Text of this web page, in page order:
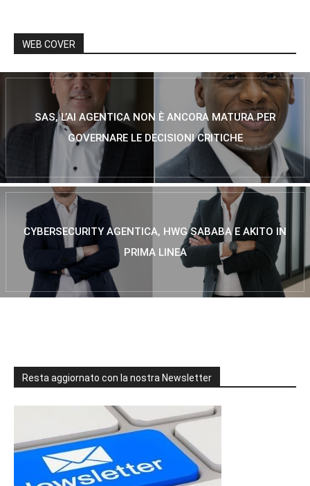
WEB COVER
SAS, L’AI AGENTICA NON È ANCORA MATURA PER
GOVERNARE LE DECISIONI CRITICHE
CYBERSECURITY AGENTICA, HWG SABABA E AKITO IN
PRIMA LINEA
Resta aggiornato con la nostra Newsletter